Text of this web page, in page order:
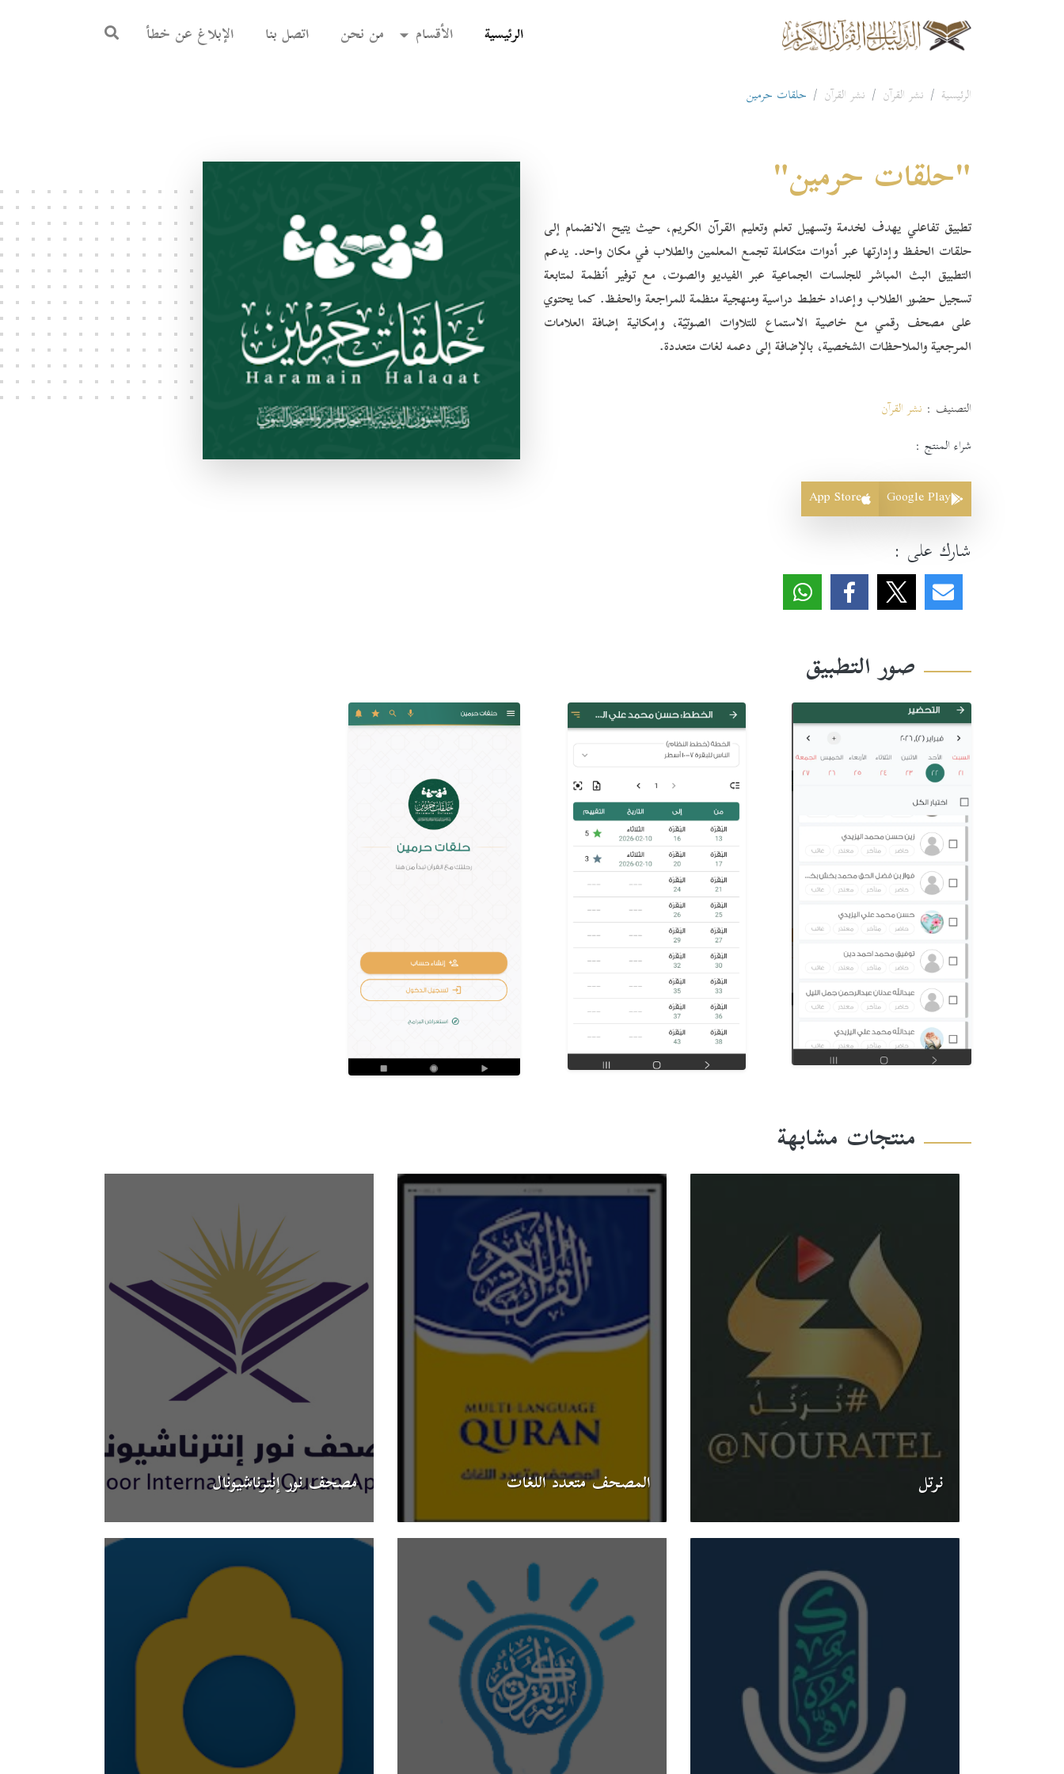
الرئيسية
(current) الأقسام من نحن اتصل بنا الإبلاغ عن خطأ
الرئيسية نشر القرآن نشر القرآن حلقات حرمين
"حلقات حرمين"
تطبيق تفاعلي يهدف لخدمة وتسهيل تعلم وتعليم القرآن الكريم، حيث يتيح الانضمام إلى
حلقات الحفظ وإدارتها عبر أدوات متكاملة تجمع المعلمين والطلاب في مكان واحد. يدعم
التطبيق البث المباشر للجلسات الجماعية عبر الفيديو والصوت، مع توفير أنظمة لمتابعة
تسجيل حضور الطلاب وإعداد خطط دراسية ومنهجية منظمة للمراجعة والحفظ. كما يحتوي
على مصحف رقمي مع خاصية الاستماع للتلاوات الصوتيّة، وإمكانية إضافة العلامات
المرجعية والملاحظات الشخصية، بالإضافة إلى دعمه لغات متعددة.
التصنيف : نشر القرآن
شراء المنتج :
Google Play
App Store
شارك على :
صور التطبيق
منتجات مشابهة
نرتل‎ المصحف متعدد اللغات مصحف نور إنترناشيونال